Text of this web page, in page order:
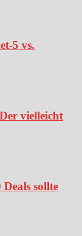
5 vs.
vielleicht
sollte